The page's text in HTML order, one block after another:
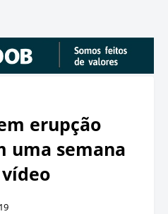
erupção
uma semana